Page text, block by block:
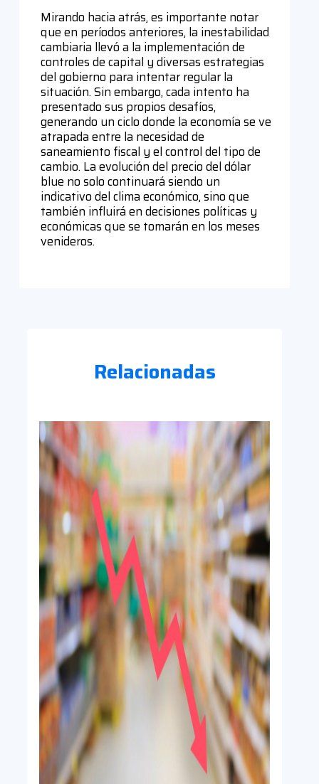
Mirando hacia atrás, es importante notar
que en períodos anteriores, la inestabilidad
cambiaria llevó a la implementación de
controles de capital y diversas estrategias
del gobierno para intentar regular la
situación. Sin embargo, cada intento ha
presentado sus propios desafíos,
generando un ciclo donde la economía se ve
atrapada entre la necesidad de
saneamiento fiscal y el control del tipo de
cambio. La evolución del precio del dólar
blue no solo continuará siendo un
indicativo del clima económico, sino que
también influirá en decisiones políticas y
económicas que se tomarán en los meses
venideros.
Relacionadas